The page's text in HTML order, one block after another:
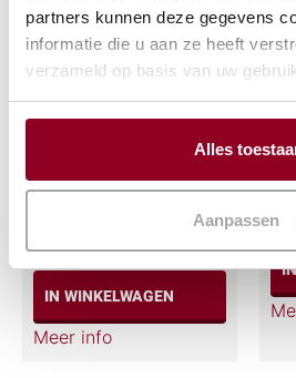
partners kunnen deze gegevens
informatie die u aan ze heeft
verzameld op basis van uw
Alles
Aanpassen
IN WINKELWAGEN
Meer info
€